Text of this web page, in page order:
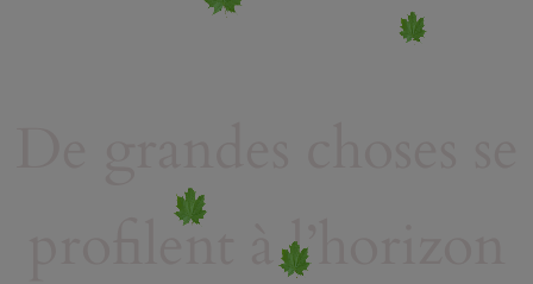
profilent à l’horizon